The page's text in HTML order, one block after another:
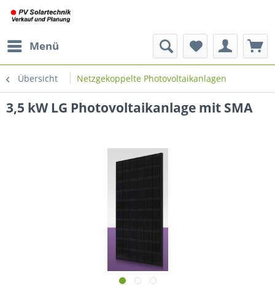
Menü
Übersicht Netzgekoppelte Photovoltaikanlagen
3,5 kW LG Photovoltaikanlage mit SMA